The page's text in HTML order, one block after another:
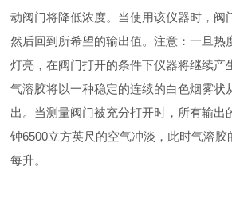
动阀门将降低浓度。当使用该仪器时，阀
然后回到所希望的输出值。注意：一旦热
灯亮，在阀门打开的条件下仪器将继续产
气溶胶将以一种稳定的连续的白色烟雾状
出。当测量阀门被充分打开时，所有输出
钟6500立方英尺的空气冲淡，此时气溶胶
每升。